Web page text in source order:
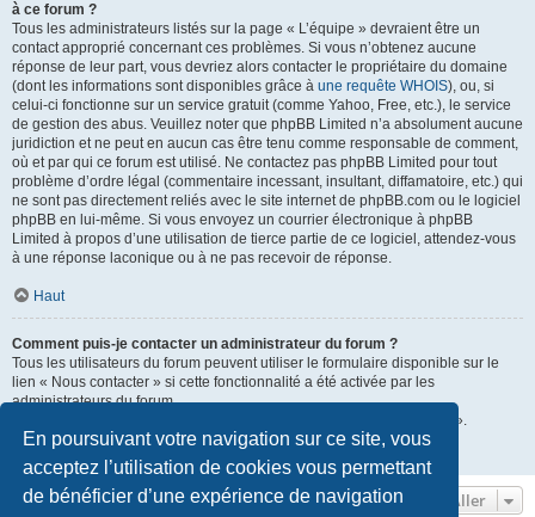
En poursuivant votre navigation sur ce site, vous
acceptez l’utilisation de cookies vous permettant
de bénéficier d’une expérience de navigation
à ce forum ?
Tous les administrateurs listés sur la page « L’équipe » devraient être un
contact approprié concernant ces problèmes. Si vous n’obtenez aucune
réponse de leur part, vous devriez alors contacter le propriétaire du domaine
(dont les informations sont disponibles grâce à une requête WHOIS), ou, si
celui-ci fonctionne sur un service gratuit (comme Yahoo, Free, etc.), le service
de gestion des abus. Veuillez noter que phpBB Limited n’a absolument aucune
juridiction et ne peut en aucun cas être tenu comme responsable de comment,
où et par qui ce forum est utilisé. Ne contactez pas phpBB Limited pour tout
problème d’ordre légal (commentaire incessant, insultant, diffamatoire, etc.) qui
ne sont pas directement reliés avec le site internet de phpBB.com ou le logiciel
phpBB en lui-même. Si vous envoyez un courrier électronique à phpBB
Limited à propos d’une utilisation de tierce partie de ce logiciel, attendez-vous
à une réponse laconique ou à ne pas recevoir de réponse.
Haut
Comment puis-je contacter un administrateur du forum ?
Tous les utilisateurs du forum peuvent utiliser le formulaire disponible sur le
lien « Nous contacter » si cette fonctionnalité a été activée par les
administrateurs du forum.
Les membres du forum peuvent également utiliser le lien « L’équipe ».
Aller